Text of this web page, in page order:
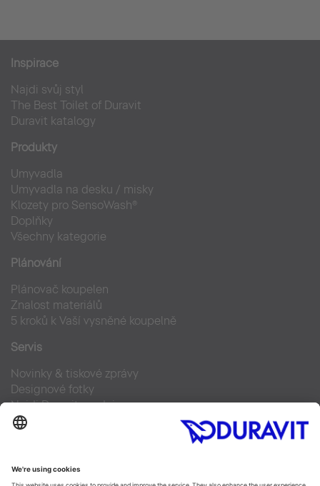
Inspirace
Najdi svůj styl
The Best Toilet of Duravit
Duravit katalogy
Produkty
Umyvadla
Umyvadla na desku / misky
Klozety pro SensoWash®
Doplňky
Všechny kategorie
Plánování
Plánovač koupelen
Znalost materiálů
5 kroků k Vaší vysněné koupelně
Servis
Novinky & tiskové zprávy
Designové fotky
Najdi Duravit prodejce
Často kladené otázky